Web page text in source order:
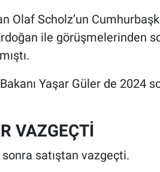
Olaf Scholz’un
ile görüşmelerinden
Yaşar Güler de 2024
VAZGEÇTİ
satıştan vazgeçti.